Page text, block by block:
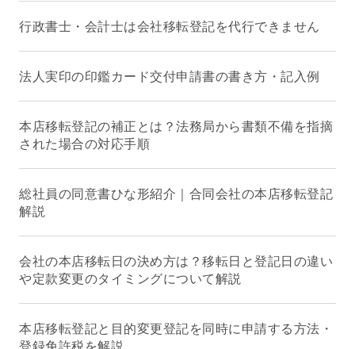
行政書士・会計士は会社移転登記を代行できません
法人実印の印鑑カード交付申請書の書き方・記入例
本店移転登記の補正とは？法務局から書類不備を指摘
された場合の対応手順
総社員の同意書ひな形紹介｜合同会社の本店移転登記
解説
会社の本店移転日の決め方は？移転日と登記日の違い
や定款変更のタイミングについて解説
本店移転登記と目的変更登記を同時に申請する方法・
登録免許税を解説